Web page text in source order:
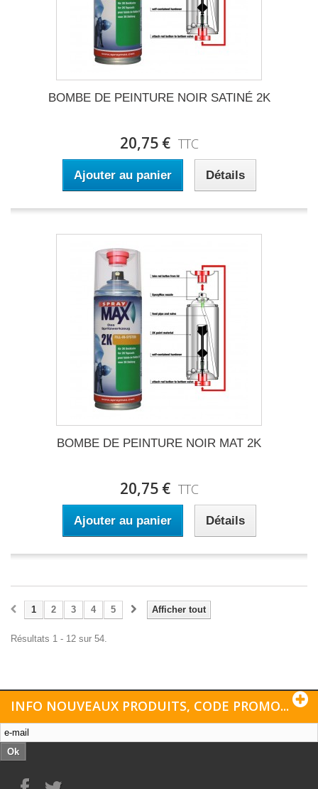
BOMBE DE PEINTURE NOIR SATINÉ 2K
20,75 € TTC
Ajouter au panier Détails
BOMBE DE PEINTURE NOIR MAT 2K
20,75 € TTC
Ajouter au panier Détails
Afficher tout
1 2 3 4 5
Résultats 1 - 12 sur 54.
INFO NOUVEAUX PRODUITS, CODE PROMO...
Ok